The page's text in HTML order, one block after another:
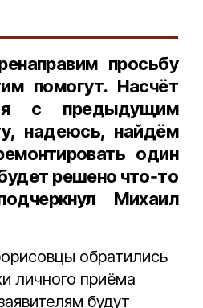
просьбу
помогут. Насчёт
с предыдущим
надеюсь, найдём
один
решено что‑то
Михаил
обратились
личного приёма
будут